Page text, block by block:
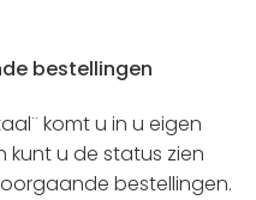
bestellingen
komt u in u eigen
u de status zien
bestellingen.